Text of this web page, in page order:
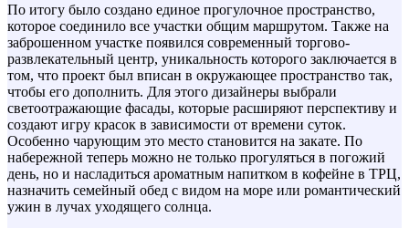
По итогу было создано единое прогулочное пространство,
которое соединило все участки общим маршрутом. Также на
заброшенном участке появился современный торгово-
развлекательный центр, уникальность которого заключается в
том, что проект был вписан в окружающее пространство так,
чтобы его дополнить. Для этого дизайнеры выбрали
светоотражающие фасады, которые расширяют перспективу и
создают игру красок в зависимости от времени суток.
Особенно чарующим это место становится на закате. По
набережной теперь можно не только прогуляться в погожий
день, но и насладиться ароматным напитком в кофейне в ТРЦ,
назначить семейный обед с видом на море или романтический
ужин в лучах уходящего солнца.